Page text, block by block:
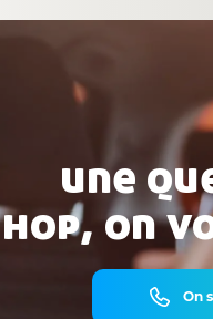
une
hop, on
On